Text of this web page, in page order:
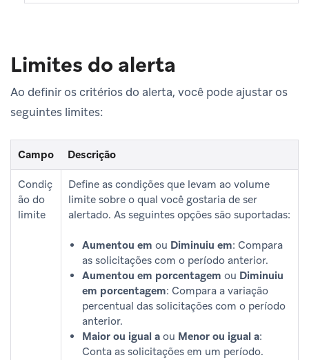
Limites do alerta
Ao definir os critérios do alerta, você pode ajustar os
seguintes limites:
Campo Descrição
Condiç
ão do
limite
Define as condições que levam ao volume
limite sobre o qual você gostaria de ser
alertado. As seguintes opções são suportadas:
Aumentou em ou Diminuiu em: Compara
as solicitações com o período anterior.
Aumentou em porcentagem ou Diminuiu
em porcentagem: Compara a variação
percentual das solicitações com o período
anterior.
Maior ou igual a ou Menor ou igual a:
Conta as solicitações em um período.